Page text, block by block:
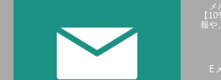
からのロングセラー。
り気なくポイントになるお花柄。
す。
【
報や